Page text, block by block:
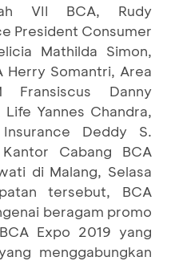
VII BCA, Rudy
President Consumer
Mathilda Simon,
Herry Somantri, Area
Fransiscus Danny
Yannes Chandra,
Deddy S.
Cabang BCA
di Malang, Selasa
tersebut, BCA
beragam promo
Expo 2019 yang
menggabungkan